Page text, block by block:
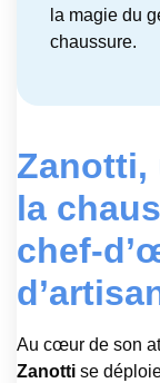
la magie du
chaussure.
Zanotti,
la
chef-
Au cœur de son
Zanotti se